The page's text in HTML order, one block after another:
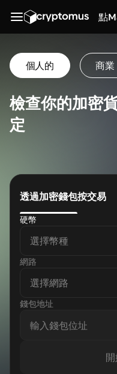
點
個人的 商業
檢查你的加密
定
透過加密錢包按交易
硬幣
選擇幣種
網路
選擇網路
錢包地址